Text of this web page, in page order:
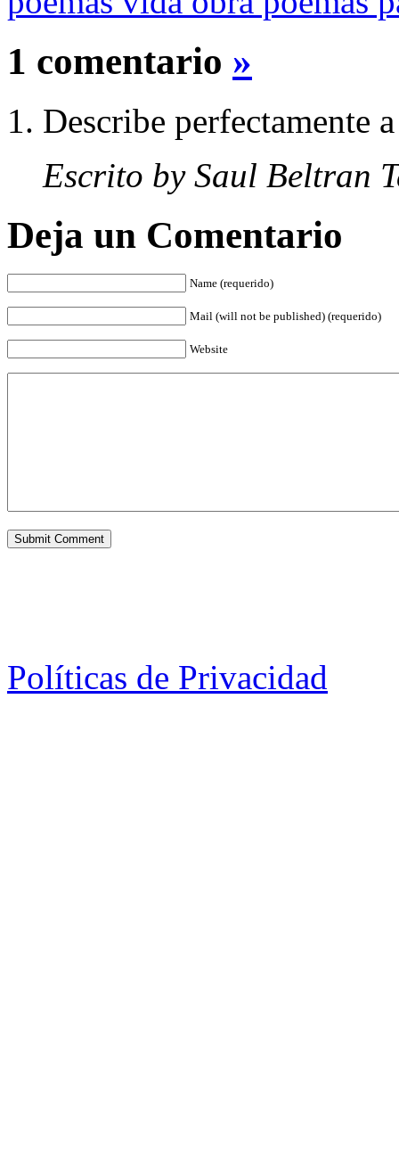
1 comentario »
Describe perfectamente
Escrito by Saul Beltran
Deja un Comentario
Name (requerido)
Mail (will not be published) (requerido)
Website
Políticas de Privacidad